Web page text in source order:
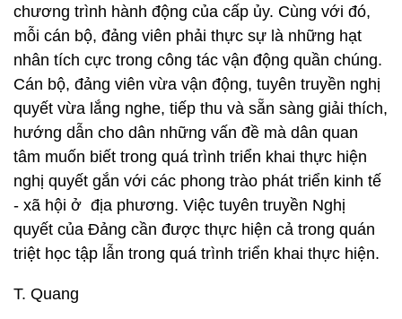
chương trình hành động của cấp ủy. Cùng với đó,
mỗi cán bộ, đảng viên phải thực sự là những hạt
nhân tích cực trong công tác vận động quần chúng.
Cán bộ, đảng viên vừa vận động, tuyên truyền nghị
quyết vừa lắng nghe, tiếp thu và sẵn sàng giải thích,
hướng dẫn cho dân những vấn đề mà dân quan
tâm muốn biết trong quá trình triển khai thực hiện
nghị quyết gắn với các phong trào phát triển kinh tế
- xã hội ở địa phương. Việc tuyên truyền Nghị
quyết của Đảng cần được thực hiện cả trong quán
triệt học tập lẫn trong quá trình triển khai thực hiện.
T. Quang